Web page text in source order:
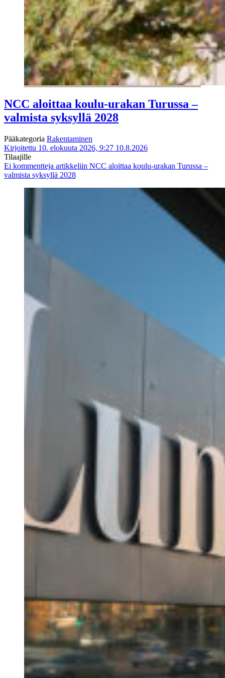
NCC aloittaa koulu-urakan Turussa –
valmista syksyllä 2028
Pääkategoria Rakentaminen
Kirjoitettu 10. elokuuta 2026, 9:27 10.8.2026
Tilaajille
Ei kommentteja artikkeliin NCC aloittaa koulu-urakan Turussa –
valmista syksyllä 2028